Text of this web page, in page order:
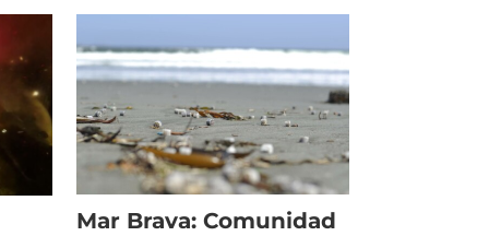
Mar Brava: Comunidad